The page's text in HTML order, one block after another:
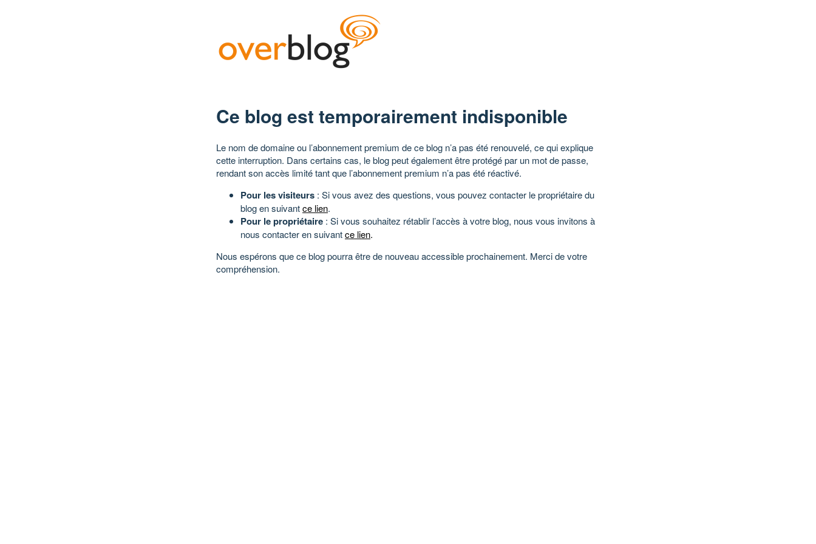
Ce blog est temporairement indisponible
Le nom de domaine ou l’abonnement premium de ce blog n’a pas été renouvelé, ce qui explique
cette interruption. Dans certains cas, le blog peut également être protégé par un mot de passe,
rendant son accès limité tant que l’abonnement premium n’a pas été réactivé.
Pour les visiteurs : Si vous avez des questions, vous pouvez contacter le propriétaire du
blog en suivantce lien.
Pour le propriétaire : Si vous souhaitez rétablir l’accès à votre blog, nous vous invitons à
nous contacter en suivantce lien.
Nous espérons que ce blog pourra être de nouveau accessible prochainement. Merci de votre
compréhension.